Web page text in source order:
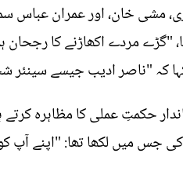
مشی خان، اور عمران عباس
مردے اکھاڑنے کا رجحان
کہ "ناصر ادیب جیسے
حکمتِ عملی کا مظاہرہ
کی جس میں لکھا تھا: "اپنے